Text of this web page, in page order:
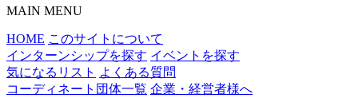
MAIN MENU
HOME このサイトについて
インターンシップを探す イベントを探す
気になるリスト よくある質問
コーディネート団体一覧 企業・経営者様へ